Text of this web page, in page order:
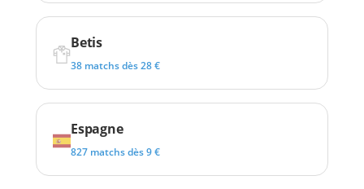
Betis
38 matchs dès 28 €
Espagne
827 matchs dès 9 €